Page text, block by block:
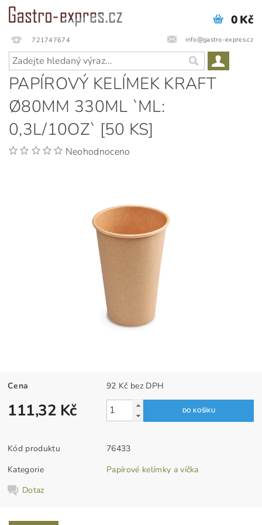
721747674 info@gastro-expres.cz
0 Kč
PAPÍROVÝ KELÍMEK KRAFT
Ø80MM 330ML `ML:
0,3L/10OZ` [50 KS]
Neohodnoceno
Cena 92 Kč bez DPH
111,32 Kč
Kód produktu
76433
Kategorie
Papírové kelímky a víčka
Dotaz